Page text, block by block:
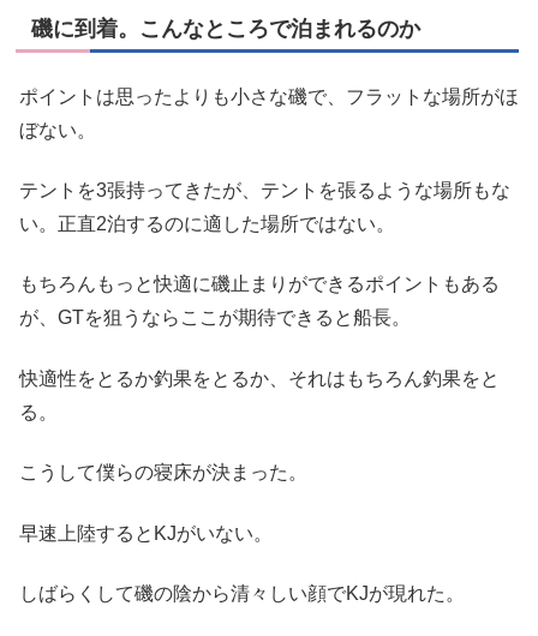
磯に到着。こんなところで泊まれるのか
ポイントは思ったよりも小さな磯で、フラットな場所がほ
ぼない。
テントを3張持ってきたが、テントを張るような場所もな
い。正直2泊するのに適した場所ではない。
もちろんもっと快適に磯止まりができるポイントもある
が、GTを狙うならここが期待できると船長。
快適性をとるか釣果をとるか、それはもちろん釣果をと
る。
こうして僕らの寝床が決まった。
早速上陸するとKJがいない。
しばらくして磯の陰から清々しい顔でKJが現れた。